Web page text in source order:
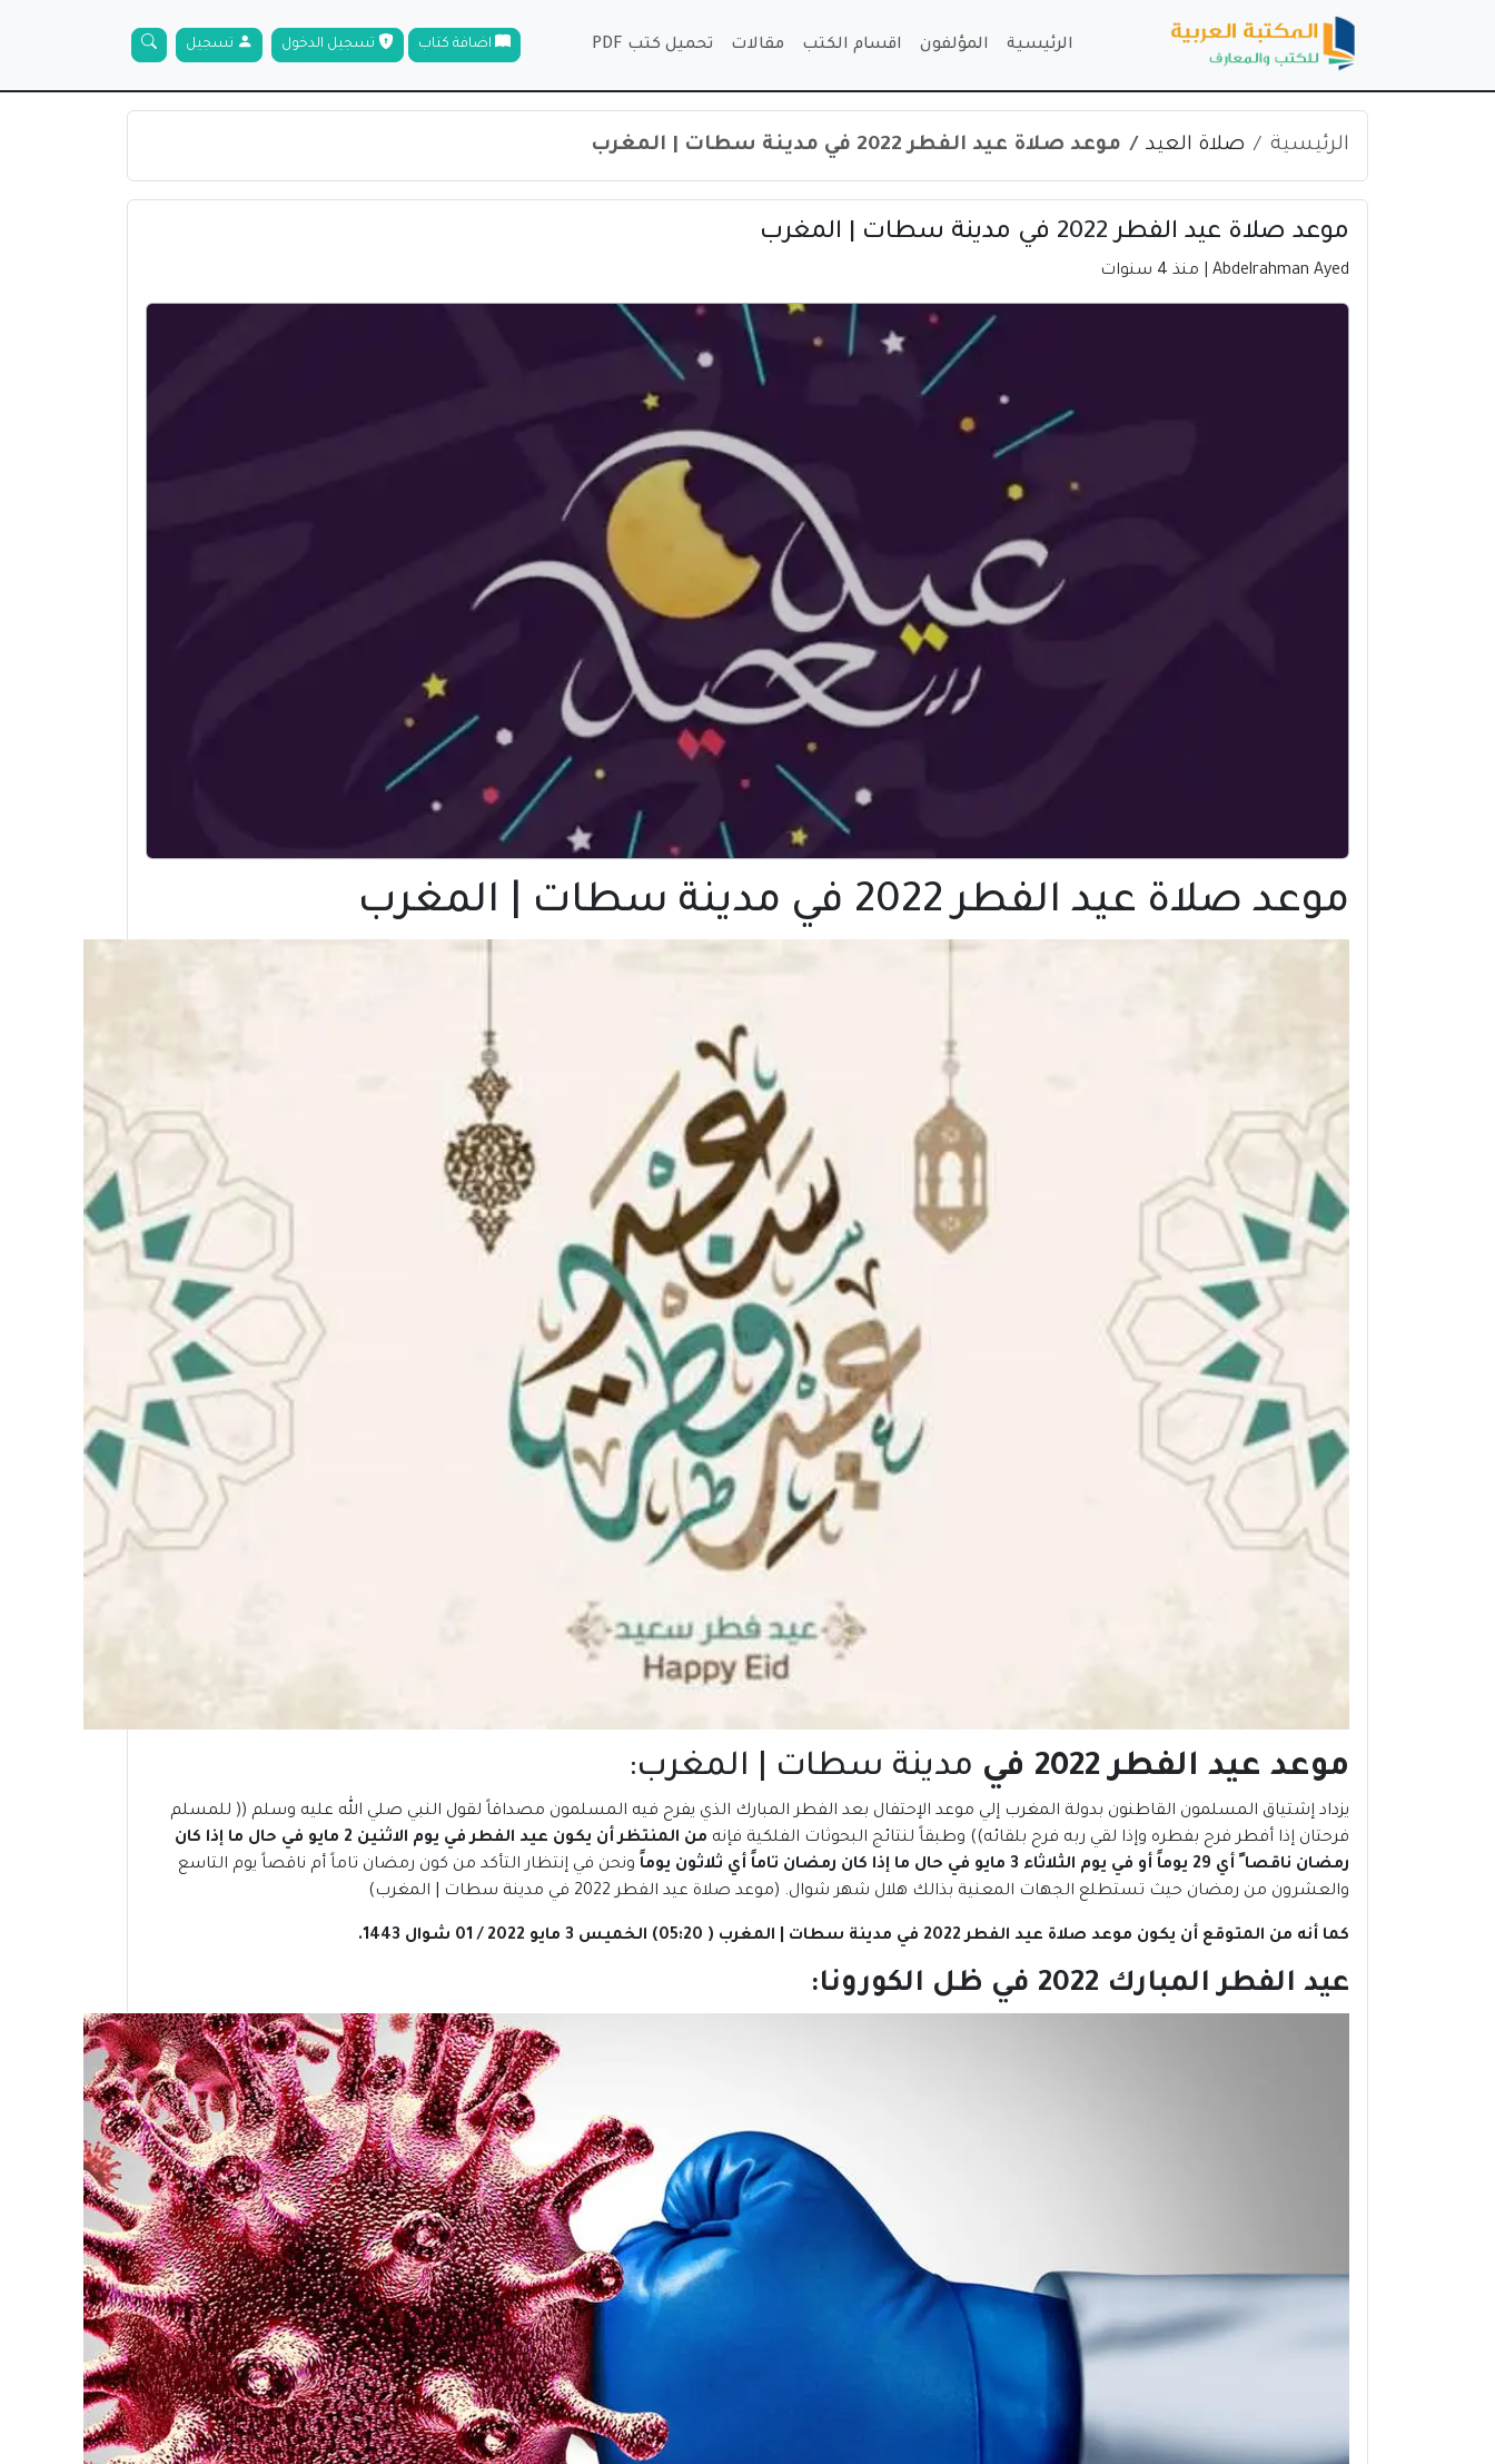
الرئيسية المؤلفون اقسام الكتب مقالات تحميل كتب PDF
الرئيسية صلاة العيد موعد صلاة عيد الفطر 2022 في مدينة سطات | المغرب
موعد صلاة عيد الفطر 2022 في مدينة سطات | المغرب
Abdelrahman Ayed | منذ 4 سنوات
موعد صلاة عيد الفطر 2022 في مدينة سطات | المغرب
موعد عيد الفطر 2022 في مدينة سطات | المغرب:
يزداد إشتياق المسلمون القاطنون بدولة المغرب إلي موعد الإحتفال بعد الفطر المبارك الذي يفرح فيه المسلمون مصداقاً لقول النبي صلي الله عليه وسلم (( للمسلم
فرحتان إذا أفطر فرح بفطره وإذا لقي ربه فرح بلقائه)) وطبقاً لنتائج البحوثات الفلكية فإنه
من المنتظر أن يكون عيد الفطر في يوم الاثنين 2 مايو في حال ما إذا كان
رمضان ناقصا ً أي 29 يوماً أو في يوم الثلاثاء 3 مايو في حال ما إذا كان رمضان تاماً أي ثلاثون يوماً
ونحن في إنتظار التأكد من كون رمضان تاماً أم ناقصاً يوم التاسع
والعشرون من رمضان حيث تستطلع الجهات المعنية بذالك هلال شهر شوال. (موعد صلاة عيد الفطر 2022 في مدينة سطات | المغرب)
كما أنه من المتوقع أن يكون موعد صلاة عيد الفطر 2022 في مدينة سطات | المغرب ( 05:20) الخميس 3 مايو 2022 / 01 شوال 1443 .
عيد الفطر المبارك 2022 في ظل الكورونا :